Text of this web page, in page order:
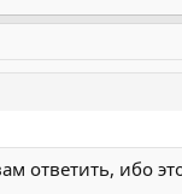
ответить, ибо